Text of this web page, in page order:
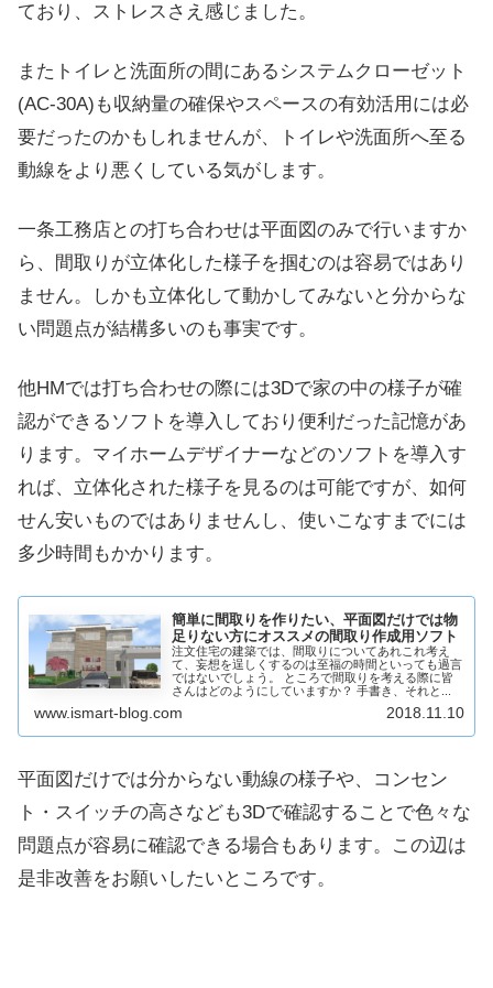
ており、ストレスさえ感じました。
またトイレと洗面所の間にあるシステムクローゼット
(AC-30A)も収納量の確保やスペースの有効活用には必
要だったのかもしれませんが、トイレや洗面所へ至る
動線をより悪くしている気がします。
一条工務店との打ち合わせは平面図のみで行いますか
ら、間取りが立体化した様子を掴むのは容易ではあり
ません。しかも立体化して動かしてみないと分からな
い問題点が結構多いのも事実です。
他HMでは打ち合わせの際には3Dで家の中の様子が確
認ができるソフトを導入しており便利だった記憶があ
ります。マイホームデザイナーなどのソフトを導入す
れば、立体化された様子を見るのは可能ですが、如何
せん安いものではありませんし、使いこなすまでには
多少時間もかかります。
簡単に間取りを作りたい、平面図だけでは物
足りない方にオススメの間取り作成用ソフト
注文住宅の建築では、間取りについてあれこれ考え
て、妄想を逞しくするのは至福の時間といっても過言
ではないでしょう。 ところで間取りを考える際に皆
さんはどのようにしていますか？ 手書き、それと...
www.ismart-blog.com 2018.11.10
平面図だけでは分からない動線の様子や、コンセン
ト・スイッチの高さなども3Dで確認することで色々な
問題点が容易に確認できる場合もあります。この辺は
是非改善をお願いしたいところです。